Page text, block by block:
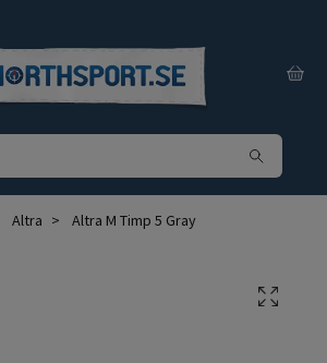
Altra Altra M Timp 5 Gray